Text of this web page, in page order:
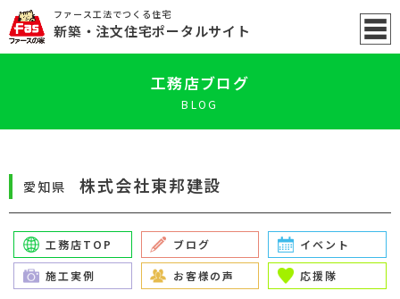
ファース工法でつくる住宅
新築 ・注文住宅ポータルサイト
工務店ブログ
BLOG
愛知県 株式会社東邦建設
工務店TOP ブログ イベント
施工実例 お客様の声 応援隊